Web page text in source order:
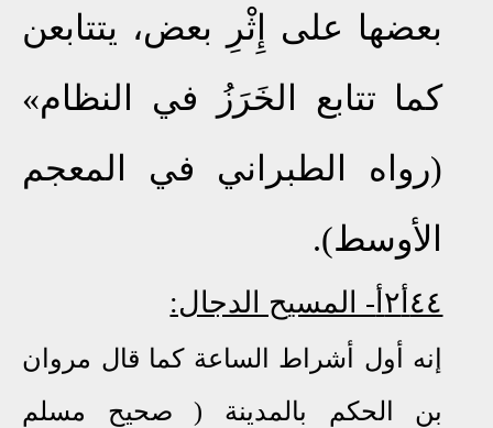
بعضها على إِثْرِ بعض، يتتابعن
كما تتابع الخَرَزُ في النظام»
(رواه الطبراني في المعجم
الأوسط).
٤٤أ٢أ - المسيح الدجال:
إنه أول أشراط الساعة كما قال مروان
بن الحكم بالمدينة ( صحيح مسلم